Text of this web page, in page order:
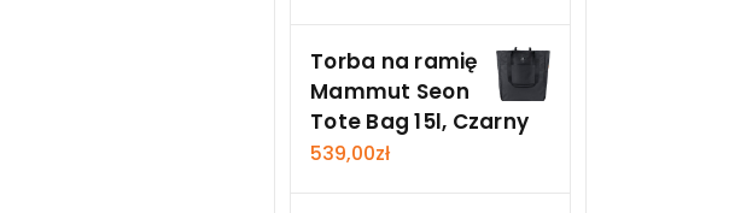
Torba na ramię
Mammut Seon
Tote Bag 15l, Czarny
539,00zł